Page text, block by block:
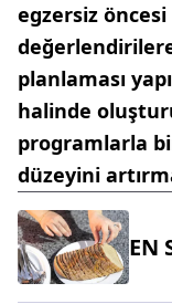
egzersiz
planlaması
halinde
programlarla
düzeyini
EN